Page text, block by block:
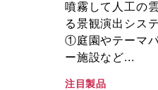
噴霧して人工の
る景観演出シス
①庭園やテーマ
ー施設など...
注目製品